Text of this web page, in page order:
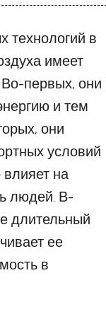
технологий в
имеет
первых, они
и тем
они
условий
на
людей. В-
длительный
ее
в